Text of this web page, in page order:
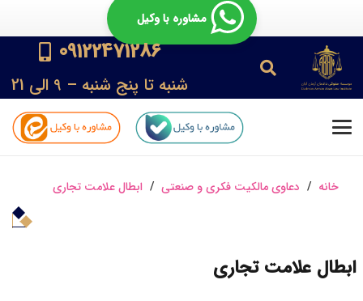
مشاوره با وکیل
09122471286
شنبه تا پنج شنبه – 9 الی 21
خانه / دعاوی مالکیت فکری و صنعتی / ابطال علامت تجاری
ابطال علامت تجاری